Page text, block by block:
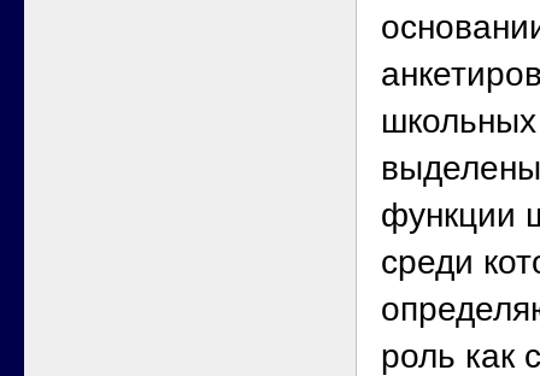
функции
среди
роль как